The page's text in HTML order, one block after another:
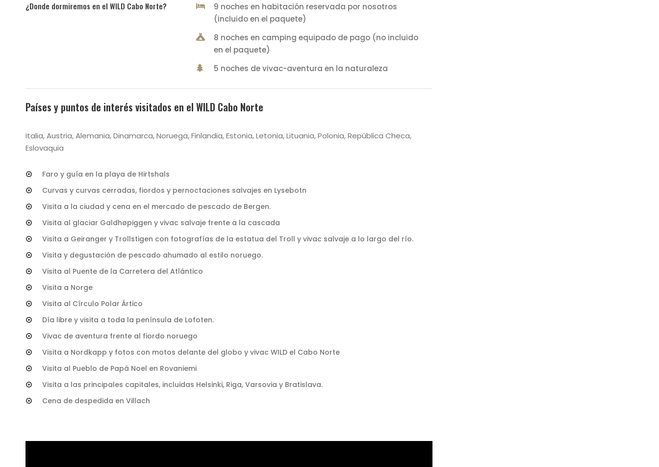
¿Donde dormiremos en el WILD Cabo Norte?
9 noches en habitación reservada por nosotros
(incluido en el paquete)
8 noches en camping equipado de pago (no incluido
en el paquete)
5 noches de vivac-aventura en la naturaleza
Países y puntos de interés visitados en el WILD Cabo Norte
Italia, Austria, Alemania, Dinamarca, Noruega, Finlandia, Estonia, Letonia, Lituania, Polonia, República Checa,
Eslovaquia
Faro y guía en la playa de Hirtshals
Curvas y curvas cerradas, fiordos y pernoctaciones salvajes en Lysebotn
Visita a la ciudad y cena en el mercado de pescado de Bergen.
Visita al glaciar Galdhøpiggen y vivac salvaje frente a la cascada
Visita a Geiranger y Trollstigen con fotografías de la estatua del Troll y vivac salvaje a lo largo del río.
Visita y degustación de pescado ahumado al estilo noruego.
Visita al Puente de la Carretera del Atlántico
Visita a Norge
Visita al Círculo Polar Ártico
Día libre y visita a toda la península de Lofoten.
Vivac de aventura frente al fiordo noruego
Visita a Nordkapp y fotos con motos delante del globo y vivac WILD el Cabo Norte
Visita al Pueblo de Papá Noel en Rovaniemi
Visita a las principales capitales, incluidas Helsinki, Riga, Varsovia y Bratislava.
Cena de despedida en Villach